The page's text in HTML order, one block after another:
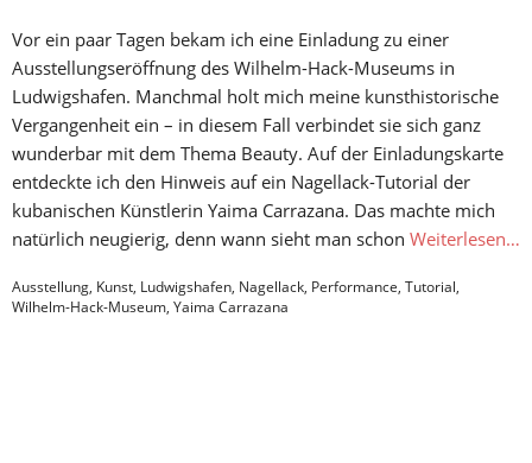
Vor ein paar Tagen bekam ich eine Einladung zu einer
Ausstellungseröffnung des Wilhelm-Hack-Museums in
Ludwigshafen. Manchmal holt mich meine kunsthistorische
Vergangenheit ein – in diesem Fall verbindet sie sich ganz
wunderbar mit dem Thema Beauty. Auf der Einladungskarte
entdeckte ich den Hinweis auf ein Nagellack-Tutorial der
kubanischen Künstlerin Yaima Carrazana. Das machte mich
natürlich neugierig, denn wann sieht man schon Weiterlesen…
Ausstellung, Kunst, Ludwigshafen, Nagellack, Performance, Tutorial,
Wilhelm-Hack-Museum, Yaima Carrazana